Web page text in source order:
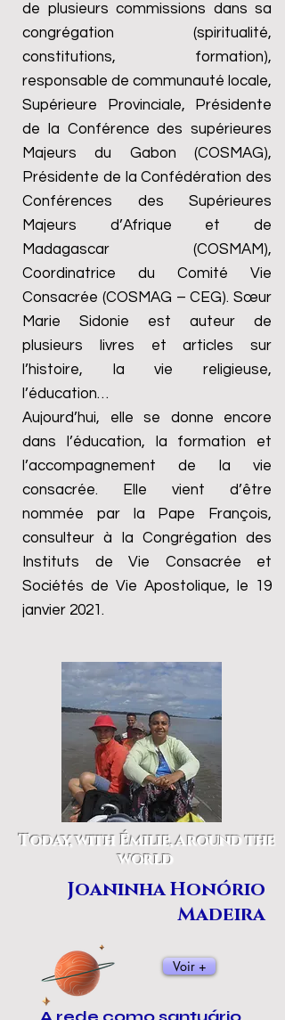
de plusieurs commissions dans sa
congrégation (spiritualité,
constitutions, formation),
responsable de communauté locale,
Supérieure Provinciale, Présidente
de la Conférence des supérieures
Majeurs du Gabon (COSMAG),
Présidente de la Confédération des
Conférences des Supérieures
Majeurs d’Afrique et de
Madagascar (COSMAM),
Coordinatrice du Comité Vie
Consacrée (COSMAG – CEG). Sœur
Marie Sidonie est auteur de
plusieurs livres et articles sur
l’histoire, la vie religieuse,
l’éducation…
Aujourd’hui, elle se donne encore
dans l’éducation, la formation et
l’accompagnement de la vie
consacrée. Elle vient d’être
nommée par la Pape François,
consulteur à la Congrégation des
Instituts de Vie Consacrée et
Sociétés de Vie Apostolique, le 19
janvier 2021.
Today, with Émilie, around the
world
Joaninha Honório
Madeira
Voir +